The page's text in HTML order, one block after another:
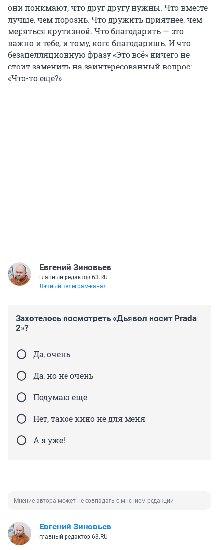
они понимают, что друг другу нужны. Что вместе
лучше, чем порознь. Что дружить приятнее, чем
меряться крутизной. Что благодарить — это
важно и тебе, и тому, кого благодаришь. И что
безапелляционную фразу «Это всё» ничего не
стоит заменить на заинтересованный вопрос:
«Что-то еще?»
Евгений Зиновьев
главный редактор 63.RU
Личный телеграм-канал
Захотелось посмотреть «Дьявол носит Prada
2»?
Да, очень
Да, но не очень
Подумаю еще
Нет, такое кино не для меня
А я уже!
Мнение автора может не совпадать с мнением редакции
Евгений Зиновьев
главный редактор 63.RU